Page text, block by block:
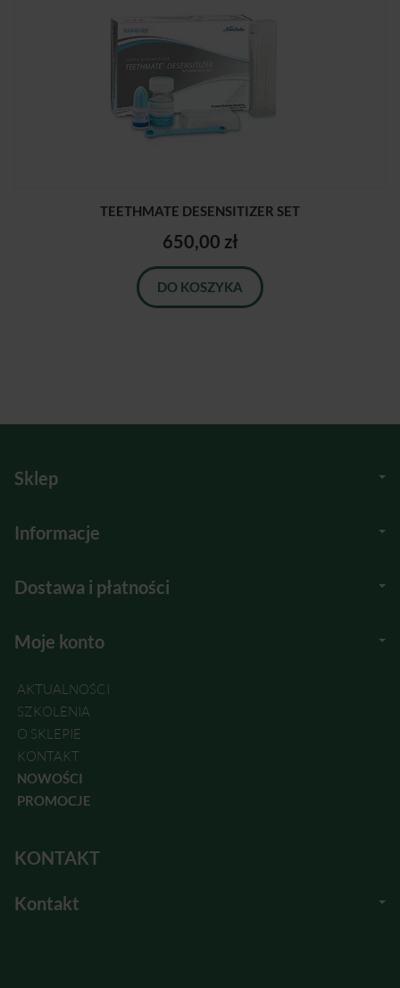
TEETHMATE DESENSITIZER SET
650,00 zł
DO KOSZYKA
Sklep
Informacje
Dostawa i płatności
Moje konto
AKTUALNOŚCI
SZKOLENIA
O SKLEPIE
KONTAKT
NOWOŚCI
PROMOCJE
KONTAKT
Kontakt